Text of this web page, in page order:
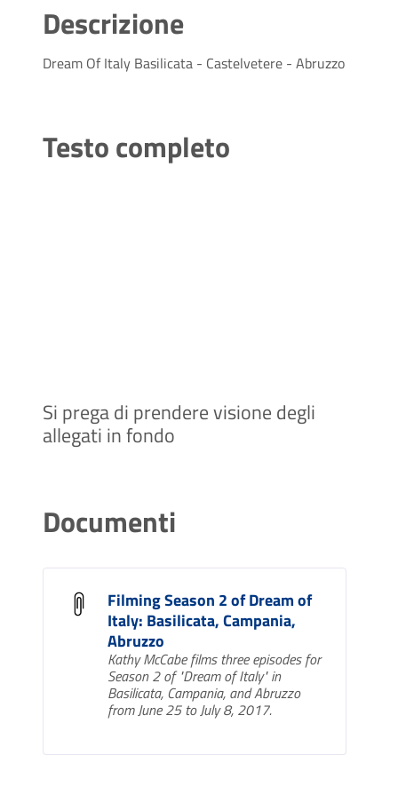
Descrizione
Dream Of Italy Basilicata - Castelvetere - Abruzzo
Testo completo
Si prega di prendere visione degli
allegati in fondo
Documenti
Filming Season 2 of Dream of
Italy: Basilicata, Campania,
Abruzzo
Kathy McCabe films three episodes for
Season 2 of "Dream of Italy" in
Basilicata, Campania, and Abruzzo
from June 25 to July 8, 2017.